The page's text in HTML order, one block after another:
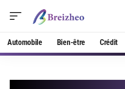
Automobile Bien-être Crédit